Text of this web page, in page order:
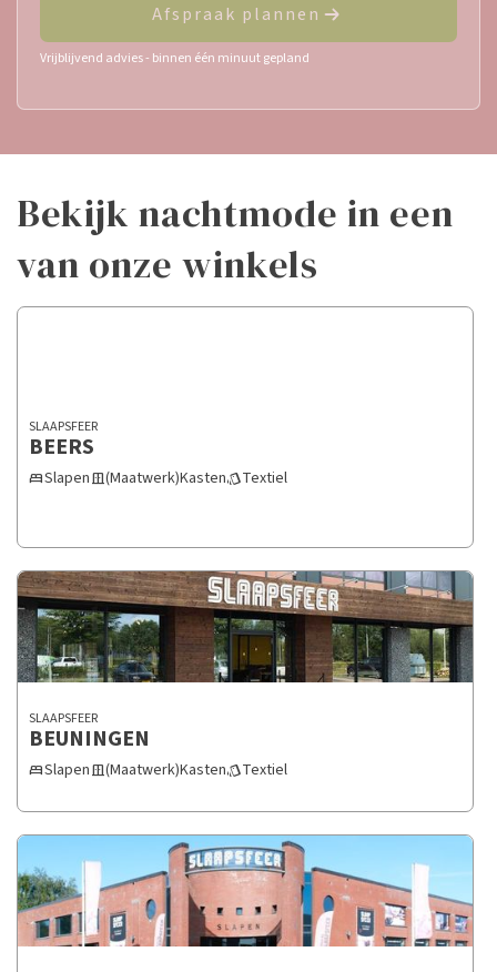
Afspraak plannen
Vrijblijvend advies - binnen één minuut gepland
bekijk nachtmode in een
van onze winkels
SLAAPSFEER
BEERS
bedSlapendoor_sliding(Maatwerk)KastenstyleTextiel
SLAAPSFEER
BEUNINGEN
bedSlapendoor_sliding(Maatwerk)KastenstyleTextiel